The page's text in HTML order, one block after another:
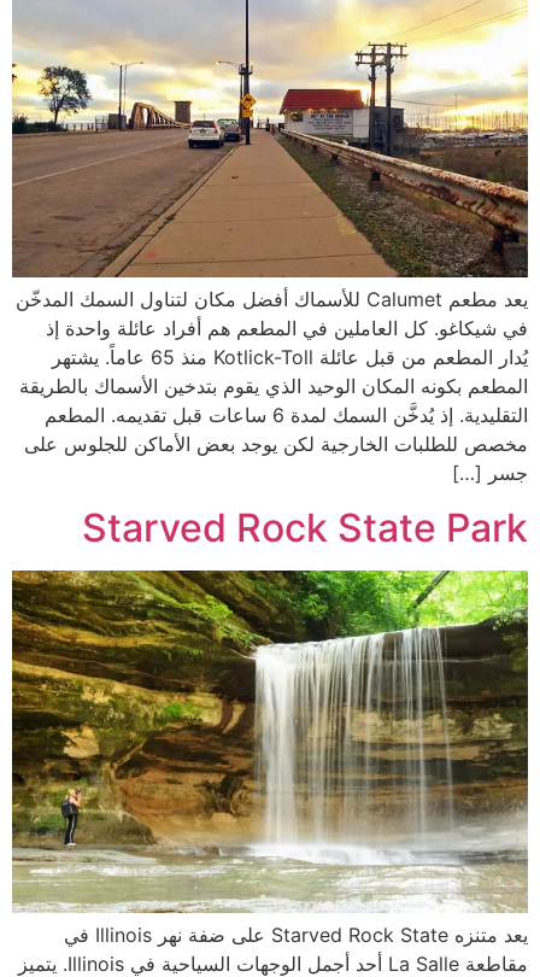
يعد مطعم Calumet للأسماك أفضل مكان لتناول السمك المدخّن
في شيكاغو. كل العاملين في المطعم هم أفراد عائلة واحدة إذ
يُدار المطعم من قبل عائلة Kotlick-Toll منذ 65 عاماً. يشتهر
المطعم بكونه المكان الوحيد الذي يقوم بتدخين الأسماك بالطريقة
التقليدية. إذ يُدخَّن السمك لمدة 6 ساعات قبل تقديمه. المطعم
مخصص للطلبات الخارجية لكن يوجد بعض الأماكن للجلوس على
جسر […]
Starved Rock State Park
يعد متنزه Starved Rock State على ضفة نهر Illinois في
مقاطعة La Salle أحد أجمل الوجهات السياحية في Illinois. يتميز